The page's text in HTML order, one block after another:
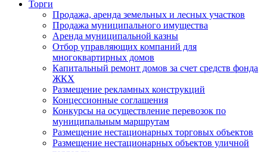
Торги
Продажа, аренда земельных и лесных участков
Продажа муниципального имущества
Аренда муниципальной казны
Отбор управляющих компаний для
многоквартирных домов
Капитальный ремонт домов за счет средств фонда
ЖКХ
Размещение рекламных конструкций
Концессионные соглашения
Конкурсы на осуществление перевозок по
муниципальным маршрутам
Размещение нестационарных торговых объектов
Размещение нестационарных объектов уличной